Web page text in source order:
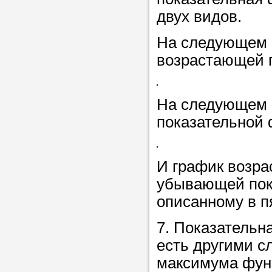
советам,
репетитора
Совет 2.
заявку на
то в поле
чтобы мы
самого
репетитора.
двух видов.
На следующем
возрастающей
На следующем
И график
убывающей
описанному в
7.
есть другими
максимума